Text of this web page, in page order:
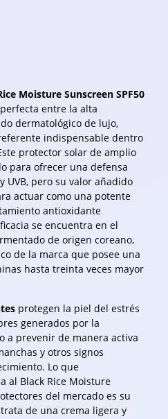
Moisture Sunscreen SPF50
entre la alta
dermatológico de lujo,
indispensable dentro
protector solar de amplio
para ofrecer una defensa
UVB, pero su valor añadido
actuar como una potente
antioxidante
se encuentra en el
de origen coreano,
de la marca que posee una
hasta treinta veces mayor
protegen la piel del estrés
generados por la
a prevenir de manera activa
y otros signos
Lo que
al Black Rice Moisture
del mercado es su
de una crema ligera y